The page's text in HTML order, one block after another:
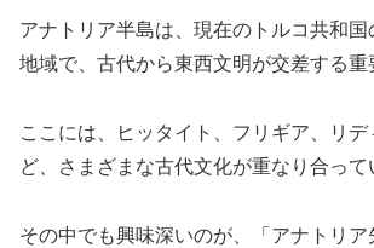
アナトリア半島は、現在のトルコ共和国
地域で、古代から東西文明が交差する重
ここには、ヒッタイト、フリギア、リ
ど、さまざまな古代文化が重なり合って
その中でも興味深いのが、「アナトリ